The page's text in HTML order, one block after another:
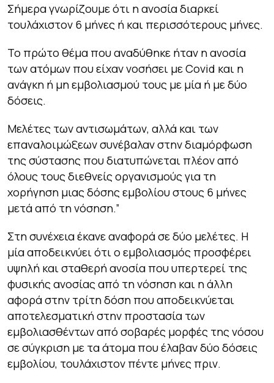
Σήμερα γνωρίζουμε ότι η ανοσία διαρκεί
τουλάχιστον 6 μήνες ή και περισσότερους μήνες.
Το πρώτο θέμα που αναδύθηκε ήταν η ανοσία
των ατόμων που είχαν νοσήσει με Covid και η
ανάγκη ή μη εμβολιασμού τους με μία ή με δύο
δόσεις.
Μελέτες των αντισωμάτων, αλλά και των
επαναλοιμώξεων συνέβαλαν στην διαμόρφωση
της σύστασης που διατυπώνεται πλέον από
όλους τους διεθνείς οργανισμούς για τη
χορήγηση μιας δόσης εμβολίου στους 6 μήνες
μετά από τη νόσηση.”
Στη συνέχεια έκανε αναφορά σε δύο μελέτες. Η
μία αποδεικνύει ότι ο εμβολιασμός προσφέρει
υψηλή και σταθερή ανοσία που υπερτερεί της
φυσικής ανοσίας από τη νόσηση και η άλλη
αφορά στην τρίτη δόση που αποδεικνύεται
αποτελεσματική στην προστασία των
εμβολιασθέντων από σοβαρές μορφές της νόσου
σε σύγκριση με τα άτομα που έλαβαν δύο δόσεις
εμβολίου, τουλάχιστον πέντε μήνες πριν.